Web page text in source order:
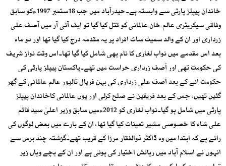
خاندان پیپلز پارٹی سے وابستہ ہے۔حیدرآباد میں جب 18ستمبر 1997ءکو سابق
وفاقی سیکریٹری عالم خان عالمانی کو قتل کیا گیا تو ایف آئی آر میں آصف علی
زرداری اور ان کے والد سمیت سات افراد پر یہ مقدمہ درج کیا گیا تھا اور دو ماہ
بعد اس مقدمے میں نواب لغاری کا نام بھی شامل کیا گیا تھا۔اس وقت نواز شریف
کی حکومت تھی اور آصف زرداری حراست میں تھے۔پاکستان پیپلز پارٹی کی
حکومت آنے کے بعد آصف علی زرداری کی بہن فریال تالپور عالم عالمانی کے گھر
گئیں تھیں، جس کے بعد فریقین نے صلح کرلی اور یوں عالمانی کاخاندان پیپلز
پارٹی میں شامل ہو گیا۔نواب لغاری کو 2012ءمیں سابق وزیر اعلیٰ سید قائم
علی شاہ کا خصوصی مشیر تعینات کیا گیا تھا، ان کے بارے میں بعض لوگوں کی
رائے ہے کہ ابتدا میں وہ ڈاکٹر ذوالفقار مرزا کے قریب تھے۔گزشتہ چند برس سے
انہوں نے اسلام آباد میں رہائش اختیار کی ہوئی ہے اور ان کے بچے وہاں زیر